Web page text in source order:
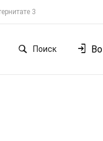
3
Поиск